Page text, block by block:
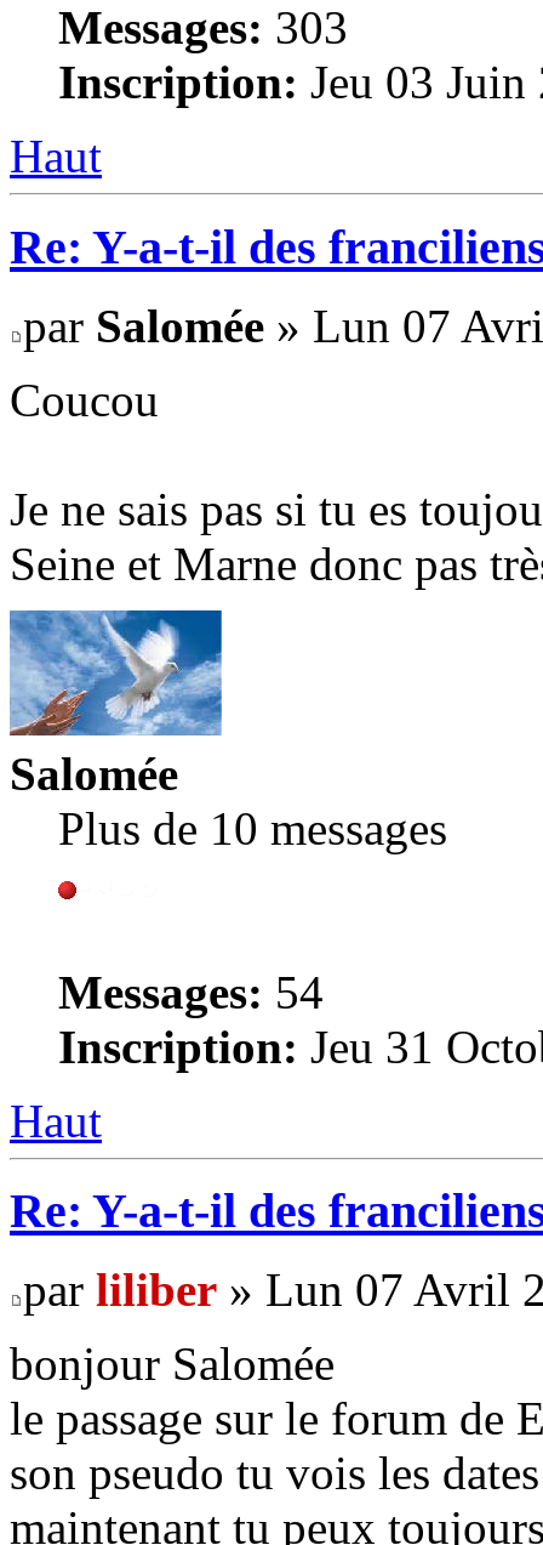
Messages: 303
Inscription: Jeu 03
Haut
Re: Y-a-t-il des
par Salomée » Lun 07
Coucou
Je ne sais pas si tu es
Seine et Marne donc pas
Salomée
Plus de 10 messages
Messages: 54
Inscription: Jeu 31
Haut
Re: Y-a-t-il des
par liliber » Lun 07 Avril
bonjour Salomée
le passage sur le forum de
son pseudo tu vois les
maintenant tu peux